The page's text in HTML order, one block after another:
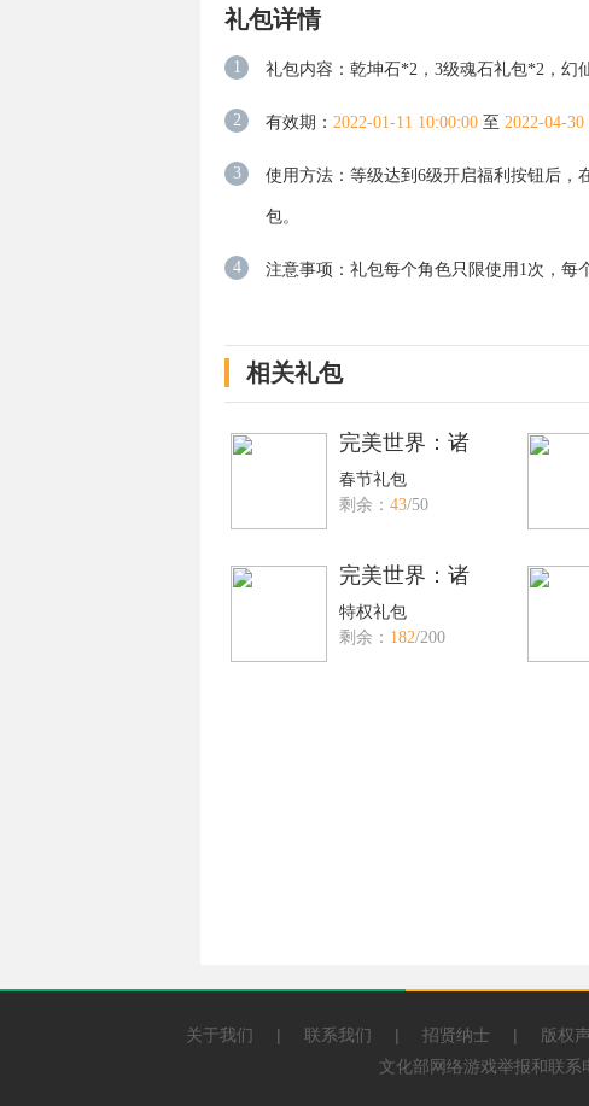
礼包详情
1 礼包内容：乾坤石*2，3级魂石礼包*2，幻
2 有效期： 2022-01-11 10:00:00 至 2022-04-30
3 使用方法：等级达到6级开启福利按钮后，
包。
4 注意事项：礼包每个角色只限使用1次，每
相关礼包
完美世界：诸
春节礼包
剩余： 43/50
完美世界：诸
特权礼包
剩余： 182/200
关于我们 | 联系我们 | 招贤纳士 | 版权
文化部网络游戏举报和联